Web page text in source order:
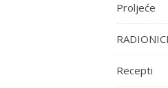
Proljeće
Recepti